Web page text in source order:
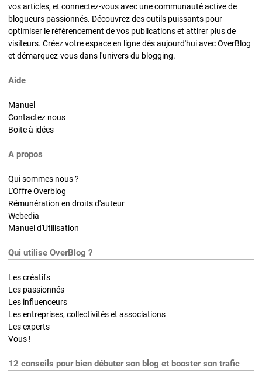
vos articles, et connectez-vous avec une communauté active de
blogueurs passionnés. Découvrez des outils puissants pour
optimiser le référencement de vos publications et attirer plus de
visiteurs. Créez votre espace en ligne dès aujourd'hui avec OverBlog
et démarquez-vous dans l'univers du blogging.
Aide
Manuel
Contactez nous
Boite à idées
A propos
Qui sommes nous ?
L'Offre Overblog
Rémunération en droits d'auteur
Webedia
Manuel d'Utilisation
Qui utilise OverBlog ?
Les créatifs
Les passionnés
Les influenceurs
Les entreprises, collectivités et associations
Les experts
Vous !
12 conseils pour bien débuter son blog et booster son trafic